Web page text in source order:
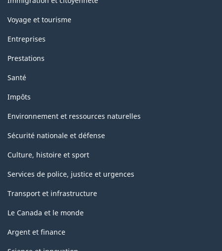
Voyage et tourisme
Entreprises
Prestations
Santé
Impôts
Environnement et ressources naturelles
Sécurité nationale et défense
Culture, histoire et sport
Services de police, justice et urgences
Transport et infrastructure
Le Canada et le monde
Argent et finance